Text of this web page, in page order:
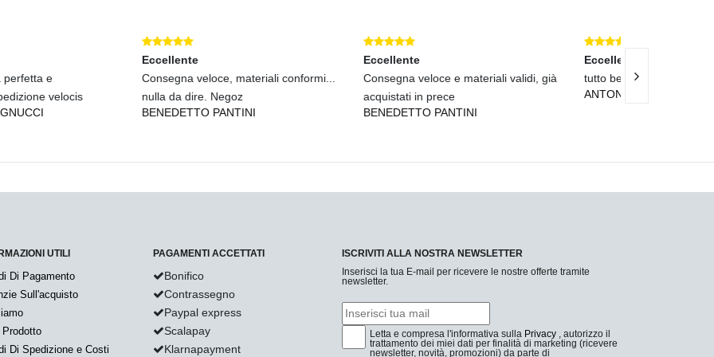
veloce, materiali conformi...
dire. Negoz
PANTINI
Eccellente
Consegna veloce e materiali validi, già
acquistati in prece
BENEDETTO PANTINI
Eccellente
tutto bene.
ANTONIO LEFOSSE
Spedizione
UTILI
Di Pagamento
Sull'acquisto
Prodotto
Di Spedizione e Costi
PAGAMENTI ACCETTATI
Bonifico
Contrassegno
Paypal express
Scalapay
Klarnapayment
ISCRIVITI ALLA NOSTRA NEWSLETTER
Inserisci la tua E-mail per ricevere le nostre offerte tramite
newsletter.
Letta e compresa l'informativa sulla Privacy , autorizzo il
trattamento dei miei dati per finalità di marketing (ricevere
newsletter, novità, promozioni) da parte di